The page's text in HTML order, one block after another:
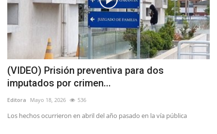
(VIDEO) Prisión preventiva para dos
imputados por crimen...
Editora Mayo 18, 2026 536
Los hechos ocurrieron en abril del año pasado en la vía pública